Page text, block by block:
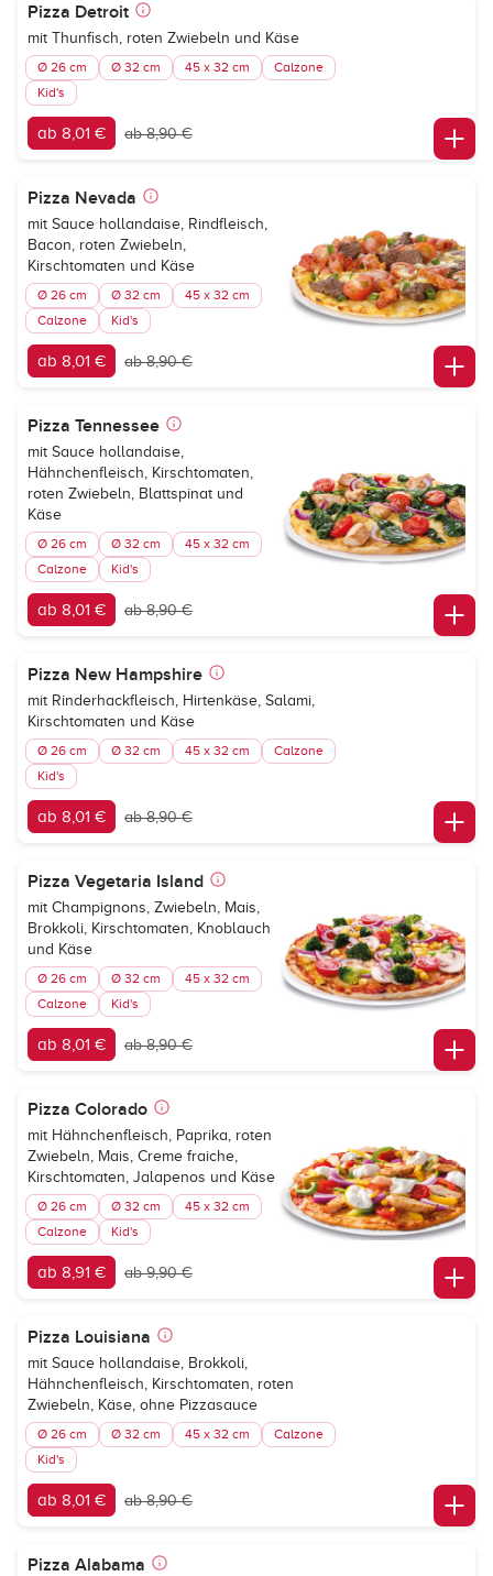
Pizza Detroit
mit Thunfisch, roten Zwiebeln und Käse
Ø 26 cm Ø 32 cm 45 x 32 cm
Calzone
Kid's
ab 8,01 € ab 8,90 €
Pizza Nevada
mit Sauce hollandaise, Rindfleisch,
Bacon, roten Zwiebeln,
Kirschtomaten und Käse
Ø 26 cm Ø 32 cm
45 x 32 cm
Calzone
Kid's
ab 8,01 € ab 8,90 €
Pizza Tennessee
mit Sauce hollandaise,
Hähnchenfleisch, Kirschtomaten,
roten Zwiebeln, Blattspinat und
Käse
Ø 26 cm Ø 32 cm
45 x 32 cm
Calzone
Kid's
ab 8,01 € ab 8,90 €
Pizza New Hampshire
mit Rinderhackfleisch, Hirtenkäse, Salami,
Kirschtomaten und Käse
Ø 26 cm Ø 32 cm 45 x 32 cm
Calzone
Kid's
ab 8,01 € ab 8,90 €
Pizza Vegetaria Island
mit Champignons, Zwiebeln, Mais,
Brokkoli, Kirschtomaten, Knoblauch
und Käse
Ø 26 cm Ø 32 cm
45 x 32 cm
Calzone
Kid's
ab 8,01 € ab 8,90 €
Pizza Colorado
mit Hähnchenfleisch, Paprika, roten
Zwiebeln, Mais, Creme fraiche,
Kirschtomaten, Jalapenos und Käse
Ø 26 cm Ø 32 cm
45 x 32 cm
Calzone
Kid's
ab 8,91 € ab 9,90 €
Pizza Louisiana
mit Sauce hollandaise, Brokkoli,
Hähnchenfleisch, Kirschtomaten, roten
Zwiebeln, Käse, ohne Pizzasauce
Ø 26 cm Ø 32 cm 45 x 32 cm
Calzone
Kid's
ab 8,01 € ab 8,90 €
Pizza Alabama